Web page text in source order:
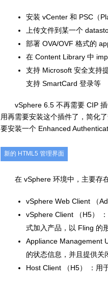
安装 vCenter 和 PSC（
上传文件到某一个
部署 OVA/OVF 格式的
在 Content Library 中
支持 Microsoft 安全支持
支持 SmartCard 登录等
vSphere 6.5 不再需要 CIP 插
用再需要安装这个插件了，简化
要安装一个 Enhanced
新的 HTML5 管理界面
在 vSphere 环境中，主要存在
vSphere Web Client （
vSphere Client （H5）
式加入产品，以 Fling 的
Appliance Management
的状态信息，并且提供关
Host Client （H5） ：用